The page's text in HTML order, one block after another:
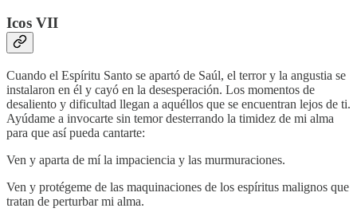
Icos VII
Cuando el Espíritu Santo se apartó de Saúl, el terror y la angustia se
instalaron en él y cayó en la desesperación. Los momentos de
desaliento y dificultad llegan a aquéllos que se encuentran lejos de ti.
Ayúdame a invocarte sin temor desterrando la timidez de mi alma
para que así pueda cantarte:
Ven y aparta de mí la impaciencia y las murmuraciones.
Ven y protégeme de las maquinaciones de los espíritus malignos que
tratan de perturbar mi alma.